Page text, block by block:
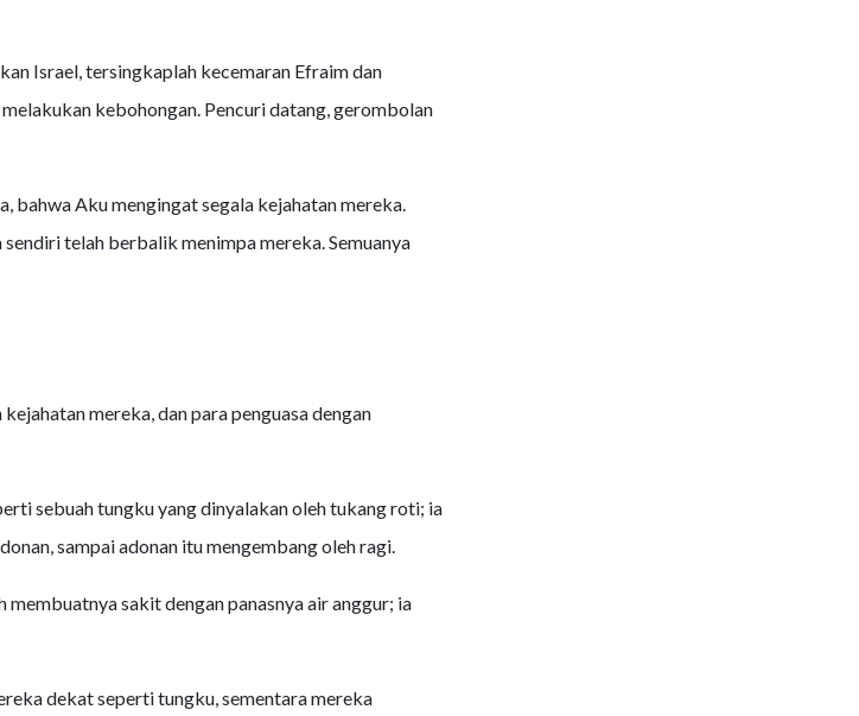
Israel, tersingkaplah kecemaran Efraim dan
kebohongan. Pencuri datang, gerombolan
Aku mengingat segala kejahatan mereka.
telah berbalik menimpa mereka. Semuanya
mereka, dan para penguasa dengan
sebuah tungku yang dinyalakan oleh tukang roti; ia
sampai adonan itu mengembang oleh ragi.
membuatnya sakit dengan panasnya air anggur; ia
dekat seperti tungku, sementara mereka